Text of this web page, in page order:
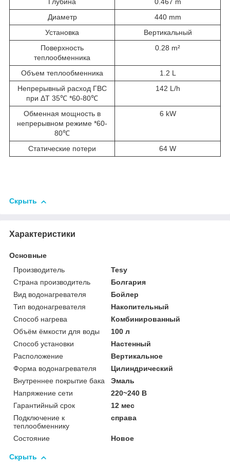
Глубина
0.467 m
Диаметр
440 mm
Установка
Вертикальный
Поверхность
теплообменника
0.28 m²
Объем теплообменника
1.2 L
Непрерывный расход ГВС
при ΔT 35℃ *60-80℃
142 L/h
Обменная мощность в
непрерывном режиме *60-
80℃
6 kW
Статические потери 64 W
Скрыть
Характеристики
Основные
Производитель
Tesy
Страна производитель
Болгария
Вид водонагревателя
Бойлер
Тип водонагревателя
Накопительный
Способ нагрева
Комбинированный
Объём ёмкости для воды
100 л
Способ установки
Настенный
Расположение
Вертикальное
Форма водонагревателя
Цилиндрический
Внутреннее покрытие бака
Эмаль
Напряжение сети
220~240 В
Гарантийный срок
12 мес
Подключение к
теплообменнику
справа
Состояние Новое
Скрыть